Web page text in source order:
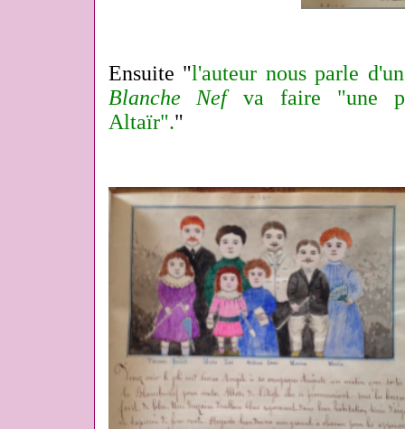
Ensuite "l'auteur nous parle
Blanche Nefva faire "une
Altaïr"."